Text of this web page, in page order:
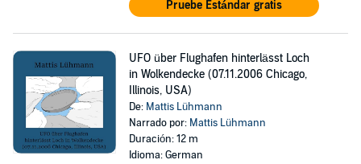
Pruebe Estándar gratis
UFO über Flughafen hinterlässt Loch
in Wolkendecke (07.11.2006 Chicago,
Illinois, USA)
De: Mattis Lühmann
Narrado por: Mattis Lühmann
Duración: 12 m
Idioma: German